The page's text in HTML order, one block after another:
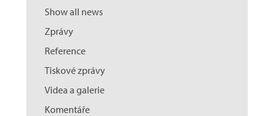
KontaktShow all news
Zprávy
Reference
Tiskové zprávy
Videa a galerie
Komentáře